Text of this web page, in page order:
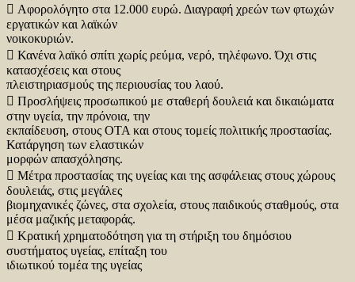
 Αφορολόγητο στα 12.000 ευρώ. Διαγραφή χρεών των φτωχών
εργατικών και λαϊκών
νοικοκυριών.
 Κανένα λαϊκό σπίτι χωρίς ρεύμα, νερό, τηλέφωνο. Όχι στις
κατασχέσεις και στους
πλειστηριασμούς της περιουσίας του λαού.
 Προσλήψεις προσωπικού με σταθερή δουλειά και δικαιώματα
στην υγεία, την πρόνοια, την
εκπαίδευση, στους ΟΤΑ και στους τομείς πολιτικής προστασίας.
Κατάργηση των ελαστικών
μορφών απασχόλησης.
 Μέτρα προστασίας της υγείας και της ασφάλειας στους χώρους
δουλειάς, στις μεγάλες
βιομηχανικές ζώνες, στα σχολεία, στους παιδικούς σταθμούς, στα
μέσα μαζικής μεταφοράς.
 Κρατική χρηματοδότηση για τη στήριξη του δημόσιου
συστήματος υγείας, επίταξη του
ιδιωτικού τομέα της υγείας